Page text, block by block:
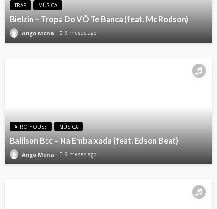
TRAP MÚSICA
Bielzin – Tropa Do VÔ Te Banca (feat. Mc Rodson)
Ango Mona 9 meses ago
AFRO HOUSE MÚSICA
Balilson Bcc – Na Embaixada (feat. Edson Beat)
Ango Mona 9 meses ago